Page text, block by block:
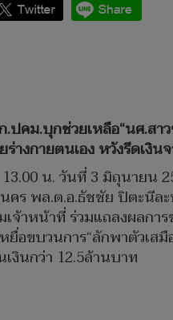
.ปคม.บุกช่วยเหลือ“นศ.สา
ร่างกายตนเอง หวังรีดเงิ
13.00 น. วันที่ 3 มิถุนาย
คร พล.ต.อ.ธัชชัย ปิตะนีล
จ้าหน้าที่ ร่วมแถลงผลกา
ยื่อขบวนการ“ลักพาตัวเส
เงินกว่า 12.5ล้านบาท